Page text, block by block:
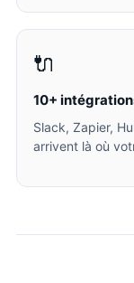
🔌
10+
Slack, Zapier,
arrivent là où